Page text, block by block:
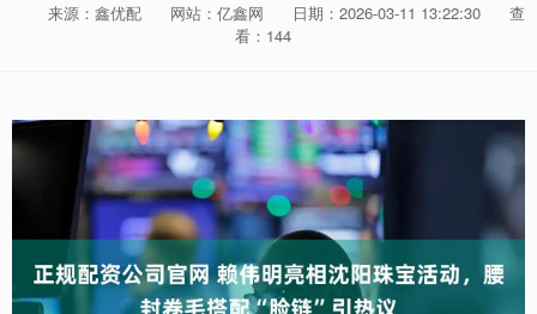
来源：鑫优配 网站：亿鑫网 日期：2026-03-11 13:22:30
查
看：144